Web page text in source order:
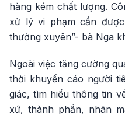
hàng kém chất lượng.
xử lý vi phạm cần
thường xuyên”- bà Nga
Ngoài việc tăng cường
thời khuyến cáo người
giác, tìm hiểu thông tin
xứ, thành phần, nhãn